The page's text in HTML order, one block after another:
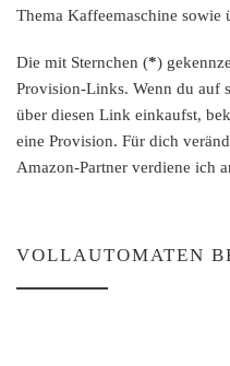
Thema Kaffeemaschine sowie
Die mit Sternchen (*)
Provision-Links. Wenn du auf
über diesen Link einkaufst,
eine Provision. Für dich
Amazon-Partner verdiene ich
VOLLAUTOMATEN